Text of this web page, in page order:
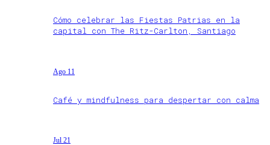
Cómo celebrar las Fiestas Patrias en la
capital con The Ritz-Carlton, Santiago
Ago 11
Café y mindfulness para despertar con calma
Jul 21